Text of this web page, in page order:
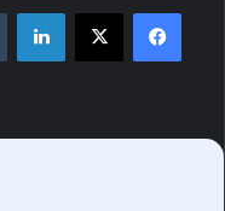
ا
ا
فیسبوک ایکس لینکداین